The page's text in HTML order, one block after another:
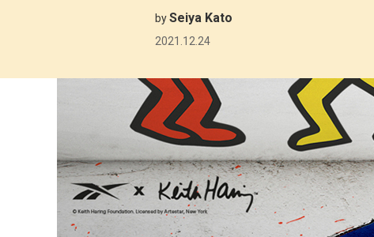
bySeiya Kato
2021.12.24